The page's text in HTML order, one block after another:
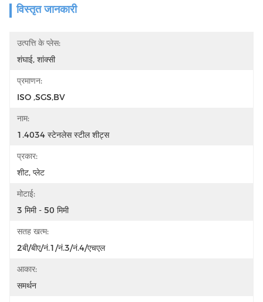
विस्तृत जानकारी
उत्पत्ति के प्लेस:
शंघाई, शांक्सी
प्रमाणन:
ISO ,SGS,BV
नाम:
1.4034 स्टेनलेस स्टील शीट्स
प्रकार:
शीट, प्लेट
मोटाई:
3 मिमी - 50 मिमी
सतह खत्म:
2बी/बीए/नं.1/नं.3/नं.4/एचएल
आकार:
समर्थन